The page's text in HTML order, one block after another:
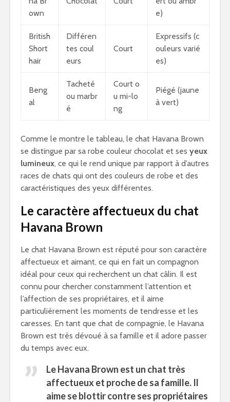
own
e)
British
Short
hair
Différen
tes coul
eurs
Court
Expressifs (c
ouleurs varié
es)
Beng
al
Tacheté
ou marbr
é
Court o
u mi-lo
ng
Piégé (jaune
à vert)
Comme le montre le tableau, le chat Havana Brown
se distingue par sa robe couleur chocolat et ses yeux
lumineux, ce qui le rend unique par rapport à d’autres
races de chats qui ont des couleurs de robe et des
caractéristiques des yeux différentes.
Le caractère affectueux du chat
Havana Brown
Le chat Havana Brown est réputé pour son caractère
affectueux et aimant, ce qui en fait un compagnon
idéal pour ceux qui recherchent un chat câlin. Il est
connu pour chercher constamment l’attention et
l’affection de ses propriétaires, et il aime
particulièrement les moments de tendresse et les
caresses. En tant que chat de compagnie, le Havana
Brown est très dévoué à sa famille et il adore passer
du temps avec eux.
Le Havana Brown est un chat très
affectueux et proche de sa famille. Il
aime se blottir contre ses propriétaires